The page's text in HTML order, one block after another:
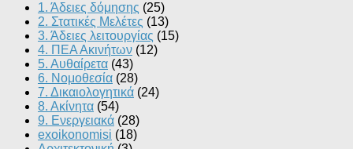
1. Άδειες δόμησης (25)
2. Στατικές Μελέτες (13)
3. Άδειες λειτουργίας (15)
4. ΠΕΑ Ακινήτων (12)
5. Αυθαίρετα (43)
6. Νομοθεσία (28)
7. Δικαιολογητικά (24)
8. Ακίνητα (54)
9. Ενεργειακά (28)
exoikonomisi (18)